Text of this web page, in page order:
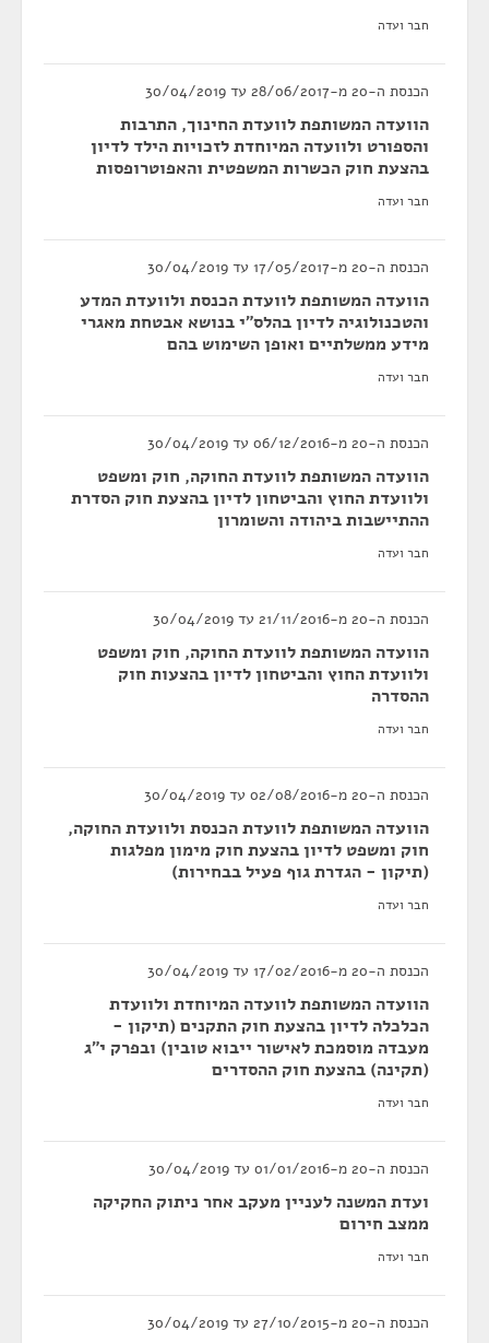
חבר ועדה
הכנסת ה-20 מ-28/06/2017 עד 30/04/2019
הוועדה המשותפת לוועדת החינוך, התרבות
והספורט ולוועדה המיוחדת לזכויות הילד לדיון
בהצעת חוק הכשרות המשפטית והאפוטרופסות
חבר ועדה
הכנסת ה-20 מ-17/05/2017 עד 30/04/2019
הוועדה המשותפת לוועדת הכנסת ולוועדת המדע
והטכנולוגיה לדיון בהלס"י בנושא אבטחת מאגרי
מידע ממשלתיים ואופן השימוש בהם
חבר ועדה
הכנסת ה-20 מ-06/12/2016 עד 30/04/2019
הוועדה המשותפת לוועדת החוקה, חוק ומשפט
ולוועדת החוץ והביטחון לדיון בהצעת חוק הסדרת
ההתיישבות ביהודה והשומרון
חבר ועדה
הכנסת ה-20 מ-21/11/2016 עד 30/04/2019
הוועדה המשותפת לוועדת החוקה, חוק ומשפט
ולוועדת החוץ והביטחון לדיון בהצעות חוק
ההסדרה
חבר ועדה
הכנסת ה-20 מ-02/08/2016 עד 30/04/2019
הוועדה המשותפת לוועדת הכנסת ולוועדת החוקה,
חוק ומשפט לדיון בהצעת חוק מימון מפלגות
(תיקון - הגדרת גוף פעיל בבחירות)
חבר ועדה
הכנסת ה-20 מ-17/02/2016 עד 30/04/2019
הוועדה המשותפת לוועדה המיוחדת ולוועדת
הכלכלה לדיון בהצעת חוק התקנים (תיקון -
מעבדה מוסמכת לאישור ייבוא טובין) ובפרק י"ג
(תקינה) בהצעת חוק ההסדרים
חבר ועדה
הכנסת ה-20 מ-01/01/2016 עד 30/04/2019
ועדת המשנה לעניין מעקב אחר ניתוק החקיקה
ממצב חירום
חבר ועדה
הכנסת ה-20 מ-27/10/2015 עד 30/04/2019